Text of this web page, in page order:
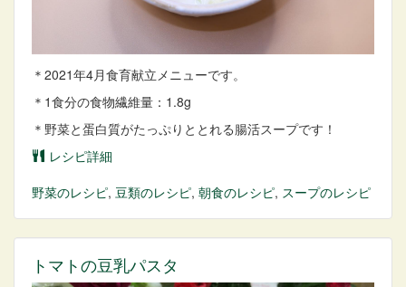
＊2021年4月食育献立メニューです。
＊1食分の食物繊維量：1.8g
＊野菜と蛋白質がたっぷりととれる腸活スープです！
レシピ詳細
野菜のレシピ, 豆類のレシピ, 朝食のレシピ, スープのレシピ
トマトの豆乳パスタ